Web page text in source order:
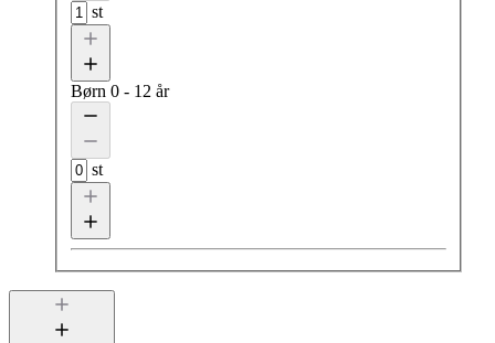
st
Børn 0 - 12 år
st